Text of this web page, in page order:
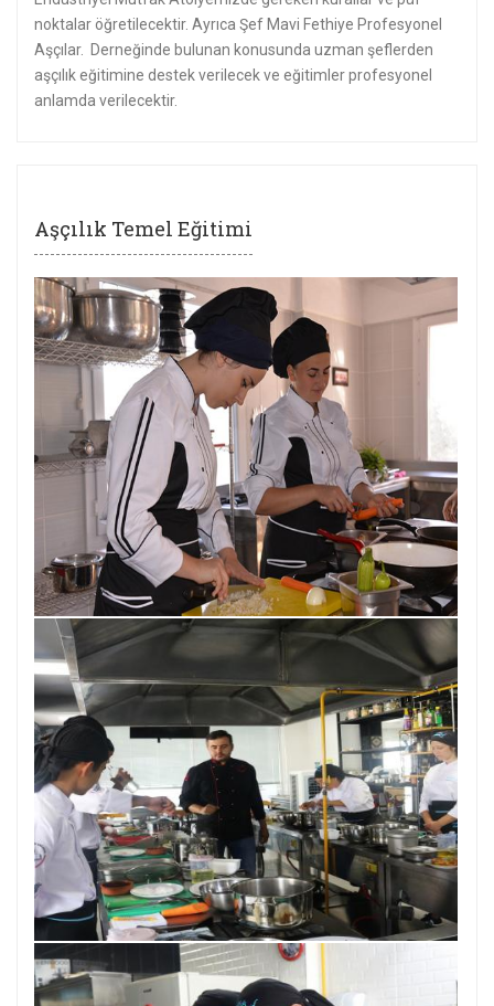
noktalar öğretilecektir. Ayrıca Şef Mavi Fethiye Profesyonel
Aşçılar. Derneğinde bulunan konusunda uzman şeflerden
aşçılık eğitimine destek verilecek ve eğitimler profesyonel
anlamda verilecektir.
Aşçılık Temel Eğitimi